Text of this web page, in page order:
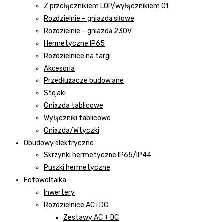
Z przełącznikiem LOP/wyłącznikiem 01
Rozdzielnie – gniazda siłowe
Rozdzielnie – gniazda 230V
Hermetyczne IP65
Rozdzielnice na targi
Akcesoria
Przedłużacze budowlane
Stojaki
Gniazda tablicowe
Wyłączniki tablicowe
Gniazda/Wtyczki
Obudowy elektryczne
Skrzynki hermetyczne IP65/IP44
Puszki hermetyczne
Fotowoltaika
Inwertery
Rozdzielnice AC i DC
Zestawy AC + DC